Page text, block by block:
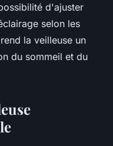
d'ajuster
selon les
la veilleuse un
du sommeil et du